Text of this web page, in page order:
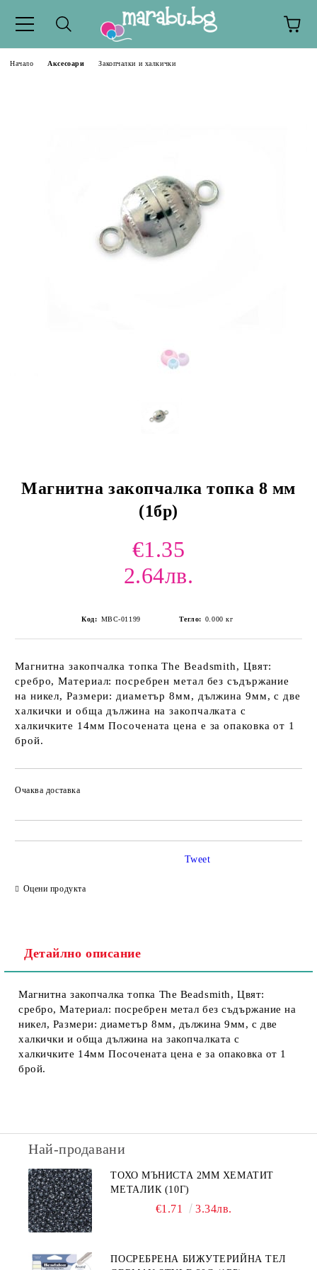
Начало Аксесоари Закопчалки и халкички
Магнитна закопчалка топка 8 мм
(1бр)
€1.35
2.64лв.
Код: MBC-01199 Тегло: 0.000 кг
Магнитна закопчалка топка The Beadsmith, Цвят:
сребро, Материал: посребрен метал без съдържание
на никел, Размери: диаметър 8мм, дължина 9мм, с две
халкички и обща дължина на закопчалката с
халкичките 14мм Посочената цена е за опаковка от 1
брой.
Очаква доставка
Оцени продукта
Tweet
Детайлно описание
Магнитна закопчалка топка The Beadsmith, Цвят:
сребро, Материал: посребрен метал без съдържание на
никел, Размери: диаметър 8мм, дължина 9мм, с две
халкички и обща дължина на закопчалката с
халкичките 14мм Посочената цена е за опаковка от 1
брой.
Най-продавани
ТОХО МЪНИСТА 2ММ ХЕМАТИТ
МЕТАЛИК (10Г)
€1.71 3.34лв.
ПОСРЕБРЕНА БИЖУТЕРИЙНА ТЕЛ